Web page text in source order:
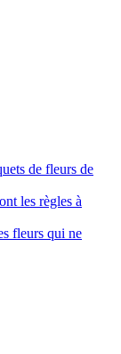
de fleurs de
les règles à
fleurs qui ne